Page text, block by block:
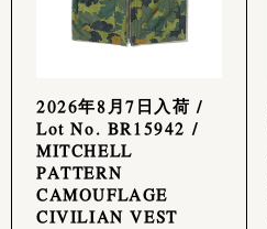
2026年8月7日入荷 /
Lot No. BR15942 /
MITCHELL
PATTERN
CAMOUFLAGE
CIVILIAN VEST